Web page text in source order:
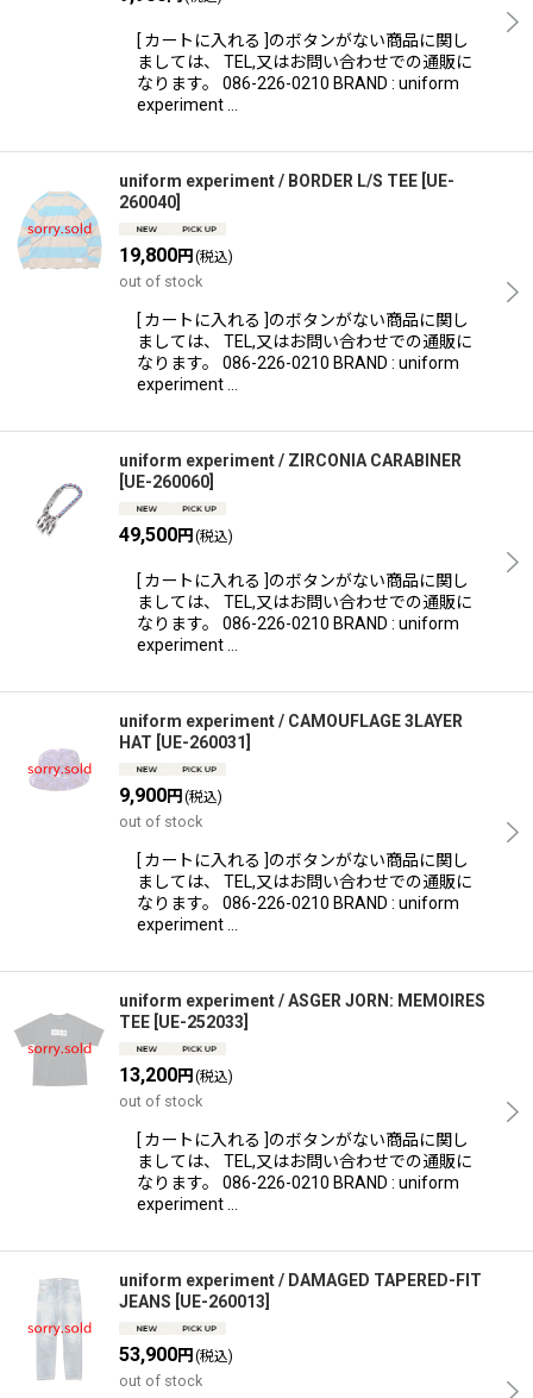
[ カートに入れる ]のボタンがない商品に関し
ましては、 TEL,又はお問い合わせでの通販に
なります。 086-226-0210 BRAND : uniform
experiment …
uniform experiment / BORDER L/S TEE UE-
260040
19,800円 (税込)
out of stock
[ カートに入れる ]のボタンがない商品に関し
ましては、 TEL,又はお問い合わせでの通販に
なります。 086-226-0210 BRAND : uniform
experiment …
uniform experiment / ZIRCONIA CARABINER
UE-260060
49,500円 (税込)
[ カートに入れる ]のボタンがない商品に関し
ましては、 TEL,又はお問い合わせでの通販に
なります。 086-226-0210 BRAND : uniform
experiment …
uniform experiment / CAMOUFLAGE 3LAYER
HAT UE-260031
9,900円 (税込)
out of stock
[ カートに入れる ]のボタンがない商品に関し
ましては、 TEL,又はお問い合わせでの通販に
なります。 086-226-0210 BRAND : uniform
experiment …
uniform experiment / ASGER JORN: MEMOIRES
TEE UE-252033
13,200円 (税込)
out of stock
[ カートに入れる ]のボタンがない商品に関し
ましては、 TEL,又はお問い合わせでの通販に
なります。 086-226-0210 BRAND : uniform
experiment …
uniform experiment / DAMAGED TAPERED-FIT
JEANS UE-260013
53,900円 (税込)
out of stock